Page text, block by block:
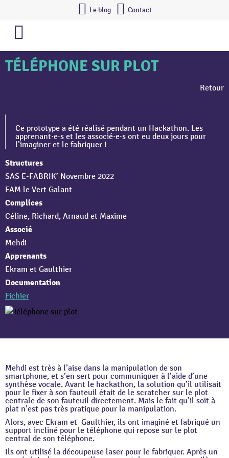
Le blog Contact
TÉLÉPHONE SUR PLOT
Retour
Ce prototype a été réalisé pendant un Hackathon. Les
apprenant·e·s et les associé·e·s ont eu deux jours pour
l’imaginer et le fabriquer !
Structures
SAS E-FABRIK’ Novembre 2022
FAM le Vert Galant
Complices
Céline, Richard, Arnaud et Maxime
Associé
Mehdi
Apprenants
Ekram et Gaulthier
Documentation
Fichier
Mehdi est très à l’aise dans la manipulation de son
smartphone, et s’en sert pour communiquer à l’aide d’une
synthèse vocale. Avant le hackathon, la solution qu’il utilisait
pour le fixer à son fauteuil était de le scratcher sur le plot
centrale de son fauteuil directement. Mais le fait qu’il soit à
plat n’est pas très pratique pour la manipulation.
Alors, avec Ekram et Gaulthier, ils ont imaginé et fabriqué un
support incliné pour le téléphone qui repose sur le plot
central de son téléphone.
Ils ont utilisé la découpeuse laser pour le fabriquer. Après un